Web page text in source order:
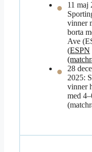
11 maj
vinner
borta
Ave
(ESPN
28
2025:
vinner
med